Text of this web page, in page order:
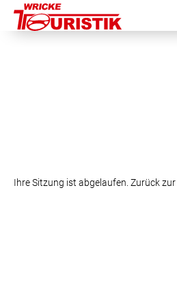
Ihre Sitzung ist abgelaufen. Zurück zur